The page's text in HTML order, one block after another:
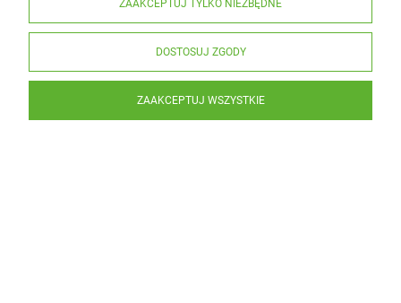
ZAAKCEPTUJ TYLKO NIEZBĘDNE
DOSTOSUJ ZGODY
ZAAKCEPTUJ WSZYSTKIE